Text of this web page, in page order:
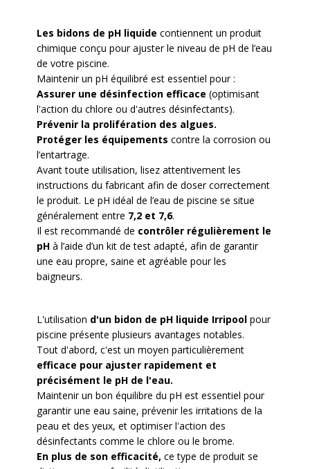
Les bidons de pH liquide contiennent un produit
chimique conçu pour ajuster le niveau de pH de l’eau
de votre piscine.
Maintenir un pH équilibré est essentiel pour :
Assurer une désinfection efficace (optimisant
l'action du chlore ou d'autres désinfectants).
Prévenir la prolifération des algues.
Protéger les équipements contre la corrosion ou
l’entartrage.
Avant toute utilisation, lisez attentivement les
instructions du fabricant afin de doser correctement
le produit. Le pH idéal de l’eau de piscine se situe
généralement entre 7,2 et 7,6.
Il est recommandé de contrôler régulièrement le
pHà l’aide d’un kit de test adapté, afin de garantir
une eau propre, saine et agréable pour les
baigneurs.
L'utilisation d'un bidon de pH liquide Irripoolpour
piscine présente plusieurs avantages notables.
Tout d'abord, c'est un moyen particulièrement
efficace pour ajuster rapidement et
précisément le pH de l'eau.
Maintenir un bon équilibre du pH est essentiel pour
garantir une eau saine, prévenir les irritations de la
peau et des yeux, et optimiser l'action des
désinfectants comme le chlore ou le brome.
En plus de son efficacité, ce type de produit se